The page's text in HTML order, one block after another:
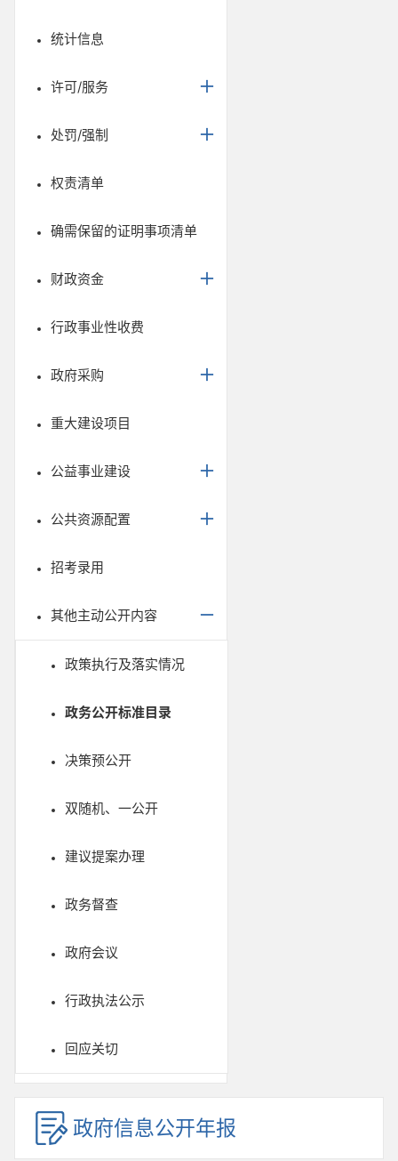
统计信息
许可/服务
处罚/强制
权责清单
确需保留的证明事项清单
财政资金
行政事业性收费
政府采购
重大建设项目
公益事业建设
公共资源配置
招考录用
其他主动公开内容
政策执行及落实情况
政务公开标准目录
决策预公开
双随机、一公开
建议提案办理
政务督查
政府会议
行政执法公示
回应关切
政府信息公开年报